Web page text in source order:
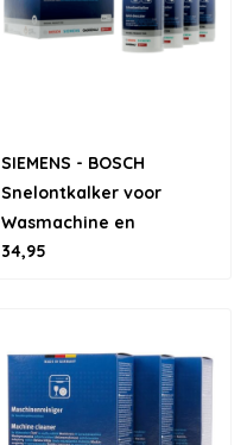
SIEMENS - BOSCH
Snelontkalker voor
Wasmachine en
Vaatwasser - 4 stuks
34,95